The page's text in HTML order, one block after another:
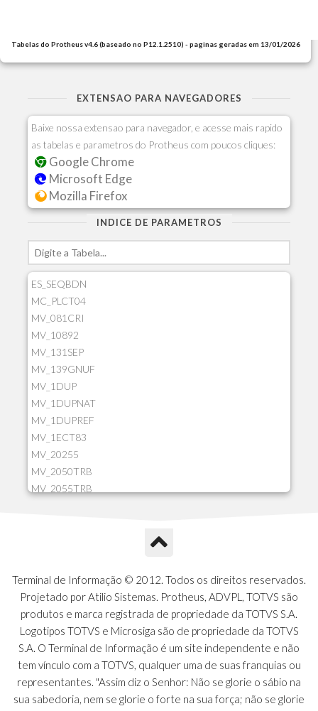
Tabelas do Protheus v4.6 (baseado no P12.1.2510) - paginas geradas em 13/01/2026
EXTENSAO PARA NAVEGADORES
Baixe nossa extensao para navegador, e acesse mais rapido
as tabelas e parametros do Protheus com poucos cliques:
Google Chrome
Microsoft Edge
Mozilla Firefox
INDICE DE PARAMETROS
ES_SEQBDN
MC_PLCT04
MV_081CRI
MV_10892
MV_131SEP
MV_139GNUF
MV_1DUP
MV_1DUPNAT
MV_1DUPREF
MV_1ECT83
MV_20255
MV_2050TRB
MV_2055TRB
MV_2GNOINC
MV_320SLD
MV_325PMDA
MV_330ATCM
MV_340LOCK
MV_3DUPREF
MV_5CLIFOR
MV_74ITEM
Terminal de Informação © 2012. Todos os direitos reservados.
Projetado por Atilio Sistemas. Protheus, ADVPL, TOTVS são
produtos e marca registrada de propriedade da TOTVS S.A.
Logotipos TOTVS e Microsiga são de propriedade da TOTVS
S.A. O Terminal de Informação é um site independente e não
tem vínculo com a TOTVS, qualquer uma de suas franquias ou
representantes. "Assim diz o Senhor: Não se glorie o sábio na
sua sabedoria, nem se glorie o forte na sua força; não se glorie